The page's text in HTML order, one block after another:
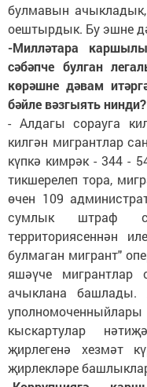
булмавын
оештырдык. Бу эшне
-Милләтара
сәбәпче булган
көрәшне дәвам
бәйле вәзгыять нинди?
- Алдагы сорауга
килгән мигрантлар
күпкә кимрәк - 344 -
тикшерелеп тора,
өчен 109
сумлык штраф
территориясеннән
булмаган мигрант"
яшәүче
ачыклана башлады.
кыскартулар
җирлегенә хезмәт
җирлекләре